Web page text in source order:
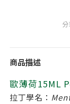
分
商品描述
歐薄荷15ML
拉丁學名：